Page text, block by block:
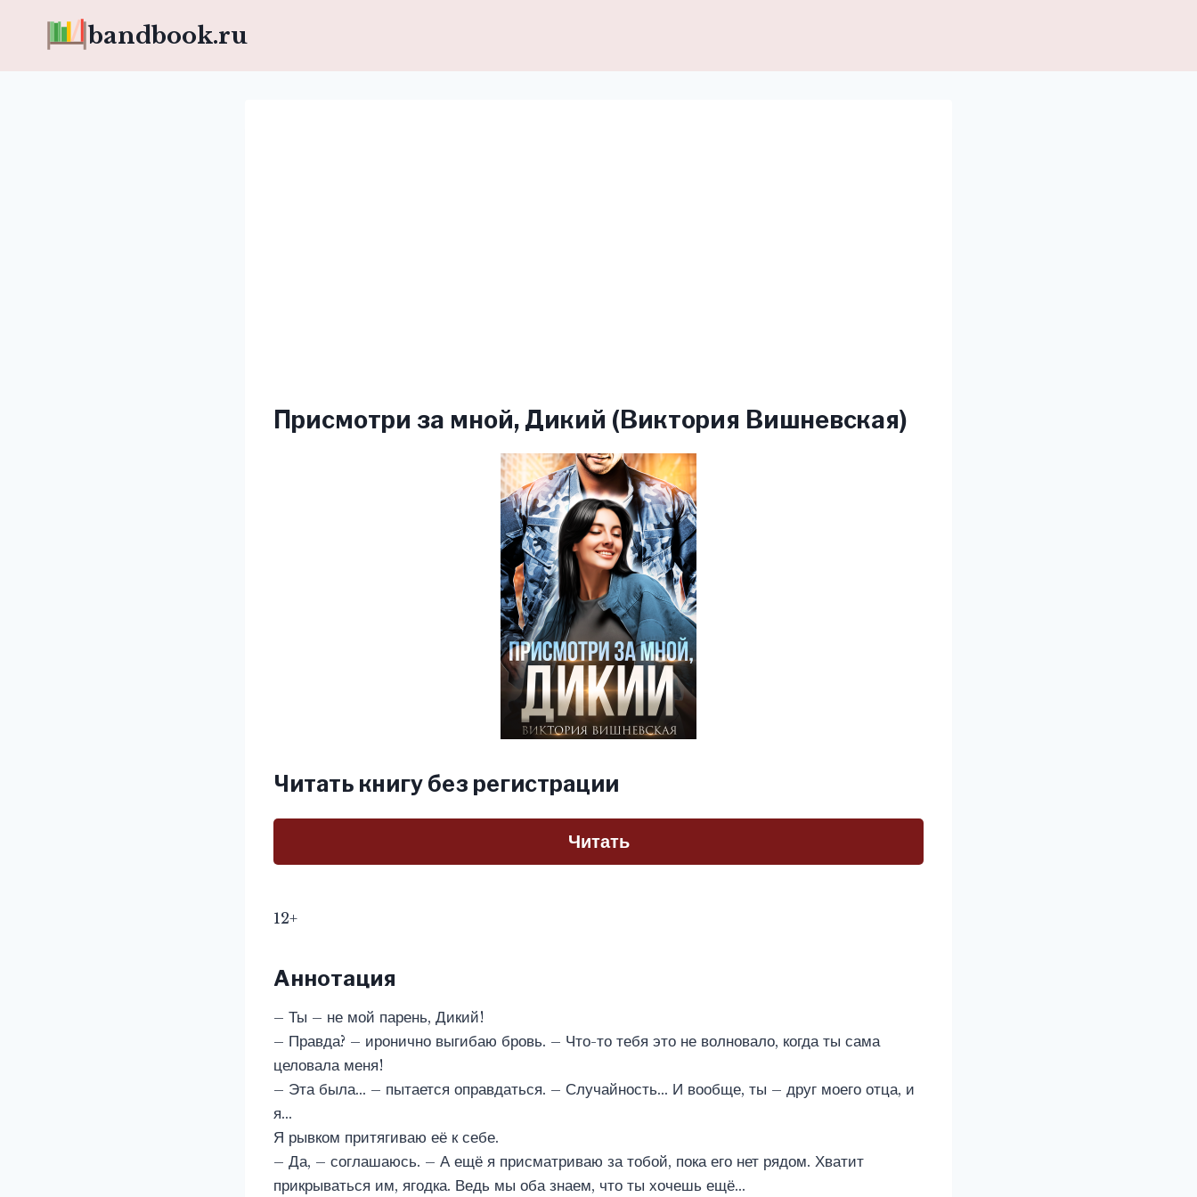
bandbook.ru
Присмотри за мной, Дикий (Виктория Вишневская)
Читать книгу без регистрации
Читать
12+
Аннотация
– Ты – не мой парень, Дикий!
– Правда? – иронично выгибаю бровь. – Что-то тебя это не волновало, когда ты сама
целовала меня!
– Эта была… – пытается оправдаться. – Случайность… И вообще, ты – друг моего отца, и
я…
Я рывком притягиваю её к себе.
– Да, – соглашаюсь. – А ещё я присматриваю за тобой, пока его нет рядом. Хватит
прикрываться им, ягодка. Ведь мы оба знаем, что ты хочешь ещё…